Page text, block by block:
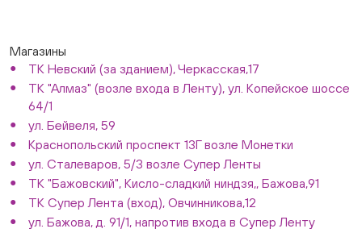
Магазины
ТК Невский (за зданием), Черкасская,17
ТК "Алмаз" (возле входа в Ленту), ул. Копейское шоссе
64/1
ул. Бейвеля, 59
Краснопольский проспект 13Г возле Монетки
ул. Сталеваров, 5/3 возле Супер Ленты
ТК "Бажовский", Кисло-сладкий ниндзя,, Бажова,91
ТК Супер Лента (вход), Овчинникова,12
ул. Бажова, д. 91/1, напротив входа в Супер Ленту